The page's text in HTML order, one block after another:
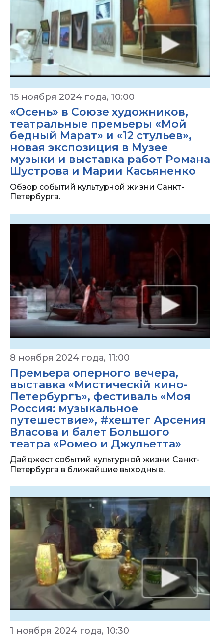
15 ноября 2024 года, 10:00
«Осень» в Союзе художников,
театральные премьеры «Мой
бедный Марат» и «12 стульев»,
новая экспозиция в Музее
музыки и выставка работ Романа
Шустрова и Марии Касьяненко
Обзор событий культурной жизни Санкт-
Петербурга.
8 ноября 2024 года, 11:00
Премьера оперного вечера,
выставка «Мистическiй кино-
Петербургъ», фестиваль «Моя
Россия: музыкальное
путешествие», #хештег Арсения
Власова и балет Большого
театра «Ромео и Джульетта»
Дайджест событий культурной жизни Санкт-
Петербурга в ближайшие выходные.
1 ноября 2024 года, 10:30